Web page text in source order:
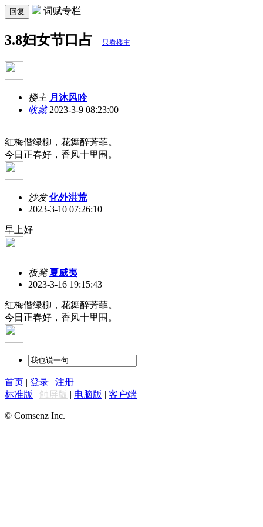
回复 词赋专栏
3.8妇女节口占 只看楼主
楼主 月沐风吟
收藏2023-3-9 08:23:00
红梅偕绿柳，花舞醉芳菲。
今日正春好，香风十里围。
沙发 化外洪荒
2023-3-10 07:26:10
早上好
板凳 夏威夷
2023-3-16 19:15:43
红梅偕绿柳，花舞醉芳菲。
今日正春好，香风十里围。
首页 | 登录 | 注册
标准版 | 触屏版 | 电脑版 | 客户端
© Comsenz Inc.